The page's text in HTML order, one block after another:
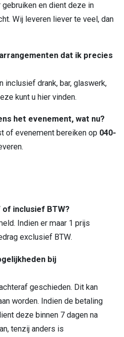
en dient deze in
Wij leveren liever te veel, dan
dat ik precies
inclusief drank, bar, glaswerk,
kunt u hier vinden.
het evenement, wat nu?
of evenement bereiken op 040-
inclusief BTW?
Indien er maar 1 prijs
exclusief BTW.
bij
geschieden. Dit kan
worden. Indien de betaling
deze binnen 7 dagen na
tenzij anders is